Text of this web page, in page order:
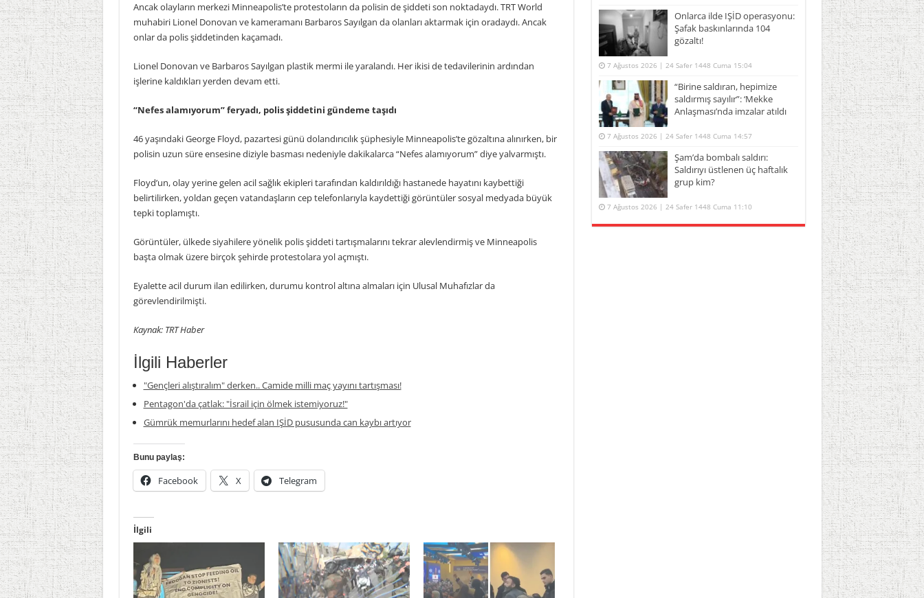
Ancak olayların merkezi Minneapolis’te protestoların da polisin de şiddeti son noktadaydı. TRT World
muhabiri Lionel Donovan ve kameramanı Barbaros Sayılgan da olanları aktarmak için oradaydı. Ancak
onlar da polis şiddetinden kaçamadı.
Lionel Donovan ve Barbaros Sayılgan plastik mermi ile yaralandı. Her ikisi de tedavilerinin ardından
işlerine kaldıkları yerden devam etti.
“Nefes alamıyorum” feryadı, polis şiddetini gündeme taşıdı
46 yaşındaki George Floyd, pazartesi günü dolandırıcılık şüphesiyle Minneapolis’te gözaltına alınırken, bir
polisin uzun süre ensesine diziyle basması nedeniyle dakikalarca “Nefes alamıyorum” diye yalvarmıştı.
Floyd’un, olay yerine gelen acil sağlık ekipleri tarafından kaldırıldığı hastanede hayatını kaybettiği
belirtilirken, yoldan geçen vatandaşların cep telefonlarıyla kaydettiği görüntüler sosyal medyada büyük
tepki toplamıştı.
Görüntüler, ülkede siyahilere yönelik polis şiddeti tartışmalarını tekrar alevlendirmiş ve Minneapolis
başta olmak üzere birçok şehirde protestolara yol açmıştı.
Eyalette acil durum ilan edilirken, durumu kontrol altına almaları için Ulusal Muhafızlar da
görevlendirilmişti.
Kaynak: TRT Haber
İlgili Haberler
"Gençleri alıştıralım" derken.. Camide milli maç yayını tartışması!
Pentagon'da çatlak: "İsrail için ölmek istemiyoruz!"
Gümrük memurlarını hedef alan IŞİD pususunda can kaybı artıyor
Bunu paylaş:
Facebook X Telegram
İlgili
Onlarca ilde IŞİD operasyonu:
Şafak baskınlarında 104
gözaltı!
7 Ağustos 2026 | 24 Safer 1448 Cuma 15:04
“Birine saldıran, hepimize
saldırmış sayılır”: ‘Mekke
Anlaşması’nda imzalar atıldı
7 Ağustos 2026 | 24 Safer 1448 Cuma 14:57
Şam’da bombalı saldırı:
Saldırıyı üstlenen üç haftalık
grup kim?
7 Ağustos 2026 | 24 Safer 1448 Cuma 11:10